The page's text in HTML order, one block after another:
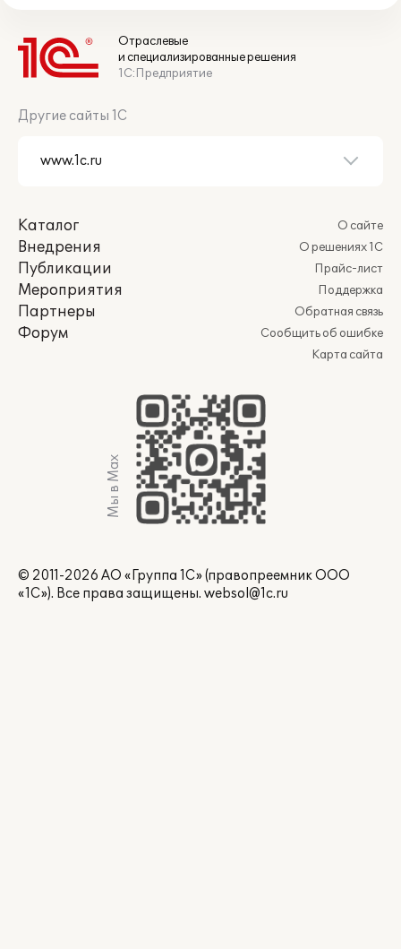
Отраслевые
и специализированные решения
1С:Предприятие
Другие сайты 1С
Каталог
Внедрения
Публикации
Мероприятия
Партнеры
Форум
О сайте
О решениях 1С
Прайс-лист
Поддержка
Обратная связь
Сообщить об ошибке
Карта сайта
Мы в Max
© 2011-2026 АО «Группа 1С» (правопреемник ООО
«1С»). Все права защищены. websol@1c.ru